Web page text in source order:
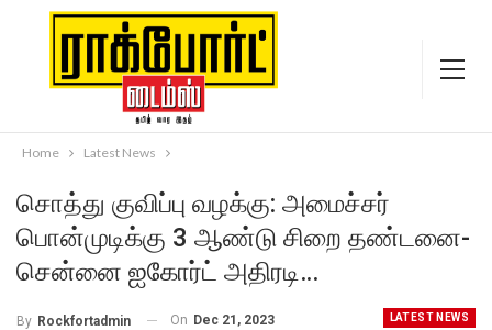
Home Latest News
சொத்து குவிப்பு வழக்கு: அமைச்சர்
பொன்முடிக்கு 3 ஆண்டு சிறை தண்டனை-
சென்னை ஐகோர்ட் அதிரடி…
LATEST NEWS
By Rockfortadmin On Dec 21, 2023